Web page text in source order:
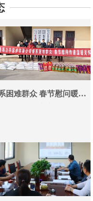
困难群众 春节慰问暖人